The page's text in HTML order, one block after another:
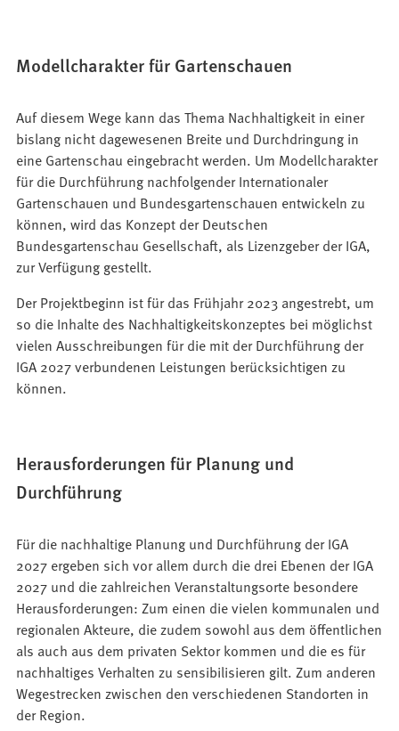
Modellcharakter für Gartenschauen
Auf diesem Wege kann das Thema Nachhaltigkeit in einer
bislang nicht dagewesenen Breite und Durchdringung in
eine Gartenschau eingebracht werden. Um Modellcharakter
für die Durchführung nachfolgender Internationaler
Gartenschauen und Bundesgartenschauen entwickeln zu
können, wird das Konzept der Deutschen
Bundesgartenschau Gesellschaft, als Lizenzgeber der IGA,
zur Verfügung gestellt.
Der Projektbeginn ist für das Frühjahr 2023 angestrebt, um
so die Inhalte des Nachhaltigkeitskonzeptes bei möglichst
vielen Ausschreibungen für die mit der Durchführung der
IGA 2027 verbundenen Leistungen berücksichtigen zu
können.
Herausforderungen für Planung und
Durchführung
Für die nachhaltige Planung und Durchführung der IGA
2027 ergeben sich vor allem durch die drei Ebenen der IGA
2027 und die zahlreichen Veranstaltungsorte besondere
Herausforderungen: Zum einen die vielen kommunalen und
regionalen Akteure, die zudem sowohl aus dem öffentlichen
als auch aus dem privaten Sektor kommen und die es für
nachhaltiges Verhalten zu sensibilisieren gilt. Zum anderen
Wegestrecken zwischen den verschiedenen Standorten in
der Region.